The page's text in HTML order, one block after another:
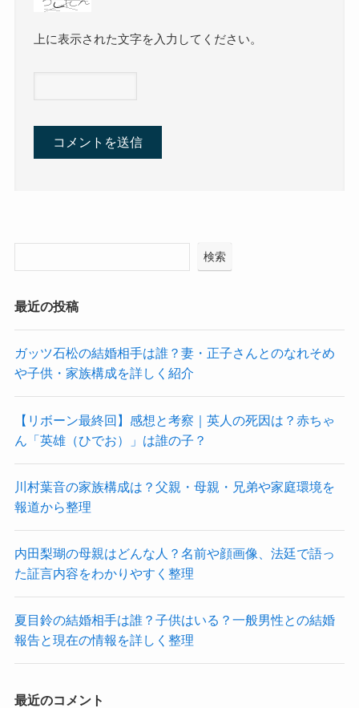
上に表示された文字を入力してください。
検索
最近の投稿
ガッツ石松の結婚相手は誰？妻・正子さんとのなれそめ
や子供・家族構成を詳しく紹介
【リボーン最終回】感想と考察｜英人の死因は？赤ちゃ
ん「英雄（ひでお）」は誰の子？
川村葉音の家族構成は？父親・母親・兄弟や家庭環境を
報道から整理
内田梨瑚の母親はどんな人？名前や顔画像、法廷で語っ
た証言内容をわかりやすく整理
夏目鈴の結婚相手は誰？子供はいる？一般男性との結婚
報告と現在の情報を詳しく整理
最近のコメント